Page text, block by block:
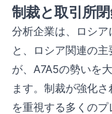
制裁と取引所
分析企業は、ロシ
と、ロシア関連の
が、A7A5の勢いを
ます。制裁が強化
を重視する多くの